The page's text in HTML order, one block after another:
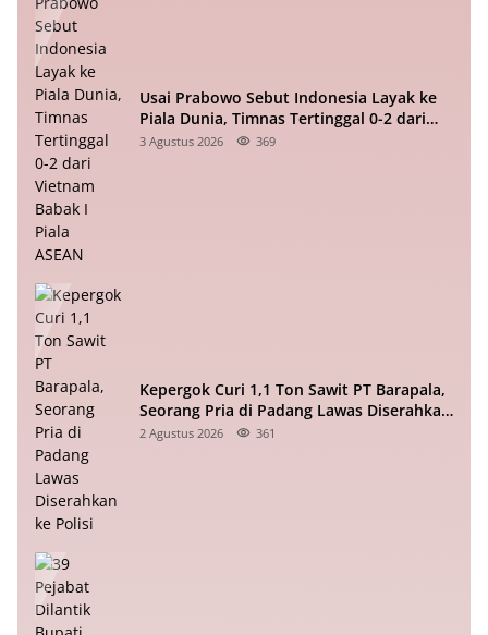
Usai Prabowo Sebut Indonesia Layak ke
Piala Dunia, Timnas Tertinggal 0-2 dari
Vietnam Babak I Piala ASEAN
3 Agustus 2026 369
Kepergok Curi 1,1 Ton Sawit PT Barapala,
Seorang Pria di Padang Lawas Diserahkan
ke Polisi
2 Agustus 2026 361